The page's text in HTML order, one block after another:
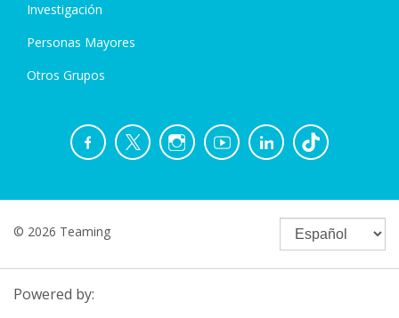
Investigación
Personas Mayores
Otros Grupos
© 2026 Teaming
Powered by: